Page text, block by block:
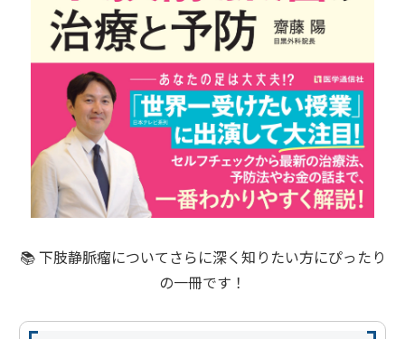
📚 下肢静脈瘤についてさらに深く知りたい方にぴったり
の一冊です！